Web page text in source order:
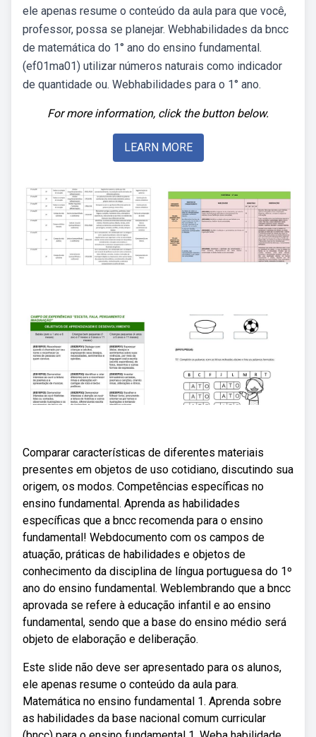
ele apenas resume o conteúdo da aula para que você,
professor, possa se planejar. Webhabilidades da bncc
de matemática do 1° ano do ensino fundamental.
(ef01ma01) utilizar números naturais como indicador
de quantidade ou. Webhabilidades para o 1° ano.
For more information, click the button below.
LEARN MORE
Comparar características de diferentes materiais
presentes em objetos de uso cotidiano, discutindo sua
origem, os modos. Competências específicas no
ensino fundamental. Aprenda as habilidades
específicas que a bncc recomenda para o ensino
fundamental! Webdocumento com os campos de
atuação, práticas de habilidades e objetos de
conhecimento da disciplina de língua portuguesa do 1º
ano do ensino fundamental. Weblembrando que a bncc
aprovada se refere à educação infantil e ao ensino
fundamental, sendo que a base do ensino médio será
objeto de elaboração e deliberação.
Este slide não deve ser apresentado para os alunos,
ele apenas resume o conteúdo da aula para.
Matemática no ensino fundamental 1. Aprenda sobre
as habilidades da base nacional comum curricular